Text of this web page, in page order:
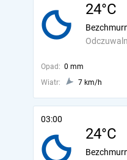
24°C
Opad: 0 mm
Wiatr:
7 km/h
03:00
24°C